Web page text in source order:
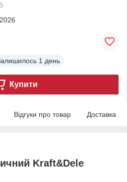
1 день
Купити
Відгуки про товар Доставка
Kraft&Dele